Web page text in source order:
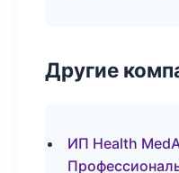
Другие
ИП Health